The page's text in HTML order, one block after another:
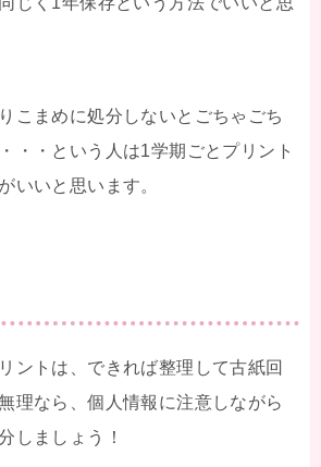
こまめに処分しないとごちゃごち
・・という人は1学期ごとプリント
いいと思います。
ントは、できれば整理して古紙回
理なら、個人情報に注意しながら
しましょう！